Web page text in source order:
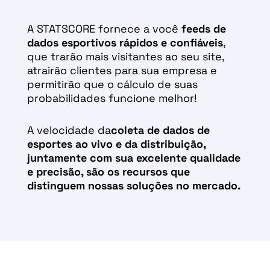
A STATSCORE fornece a você feeds de
dados esportivos rápidos e confiáveis,
que trarão mais visitantes ao seu site,
atrairão clientes para sua empresa e
permitirão que o cálculo de suas
probabilidades funcione melhor!
A velocidade dacoleta de dados de
esportes ao vivo e da distribuição,
juntamente com sua excelente qualidade
e precisão, são os recursos que
distinguem nossas soluções no mercado.